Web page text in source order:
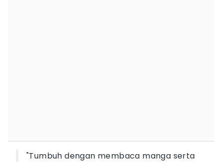
"Tumbuh dengan membaca manga serta